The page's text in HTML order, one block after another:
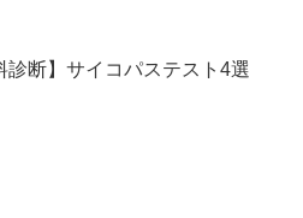
診断】サイコパステスト4選